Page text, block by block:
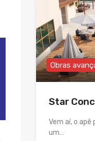
Obras
Star
Vem aí, o
um…